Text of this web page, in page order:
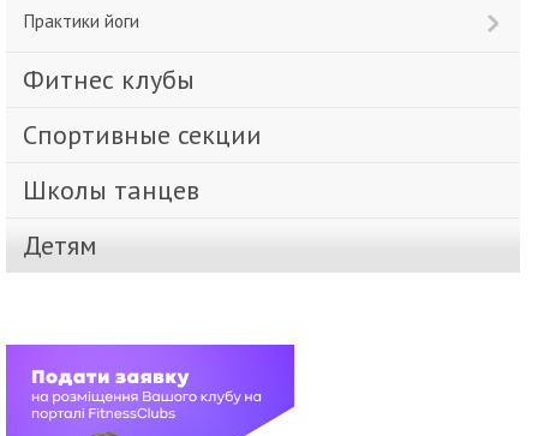
Практики йоги
Фитнес клубы
Спортивные секции
Школы танцев
Детям